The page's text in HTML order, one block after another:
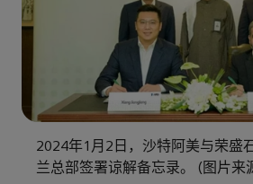
2024年1月2日，沙特阿美与荣盛
兰总部签署谅解备忘录。 (图片来